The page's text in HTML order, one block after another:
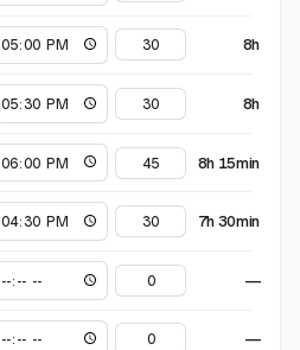
8h
8h
8h 15min
7h 30min
—
—